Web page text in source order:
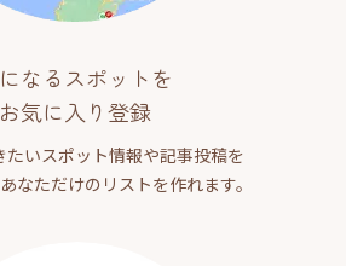
なるスポットを
お気に入り登録
たいスポット情報や記事投稿を
なただけのリストを作れます。